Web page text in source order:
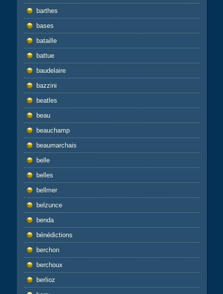
barthes
bases
bataille
battue
baudelaire
bazzini
beatles
beau
beauchamp
beaumarchais
belle
belles
bellmer
belzunce
benda
bénédictions
berchon
berchoux
berlioz